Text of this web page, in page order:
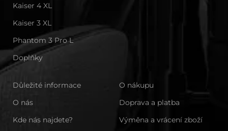
Kaiser 4 XL
Kaiser 3 XL
Phantom 3 Pro L
Doplňky
Důležité informace
O nás
Kde nás najdete?
O nákupu
Doprava a platba
Výměna a vrácení zboží